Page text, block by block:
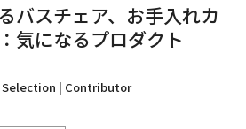
バスチェア、お手入れカ
気になるプロダクト
Selection | Contributor